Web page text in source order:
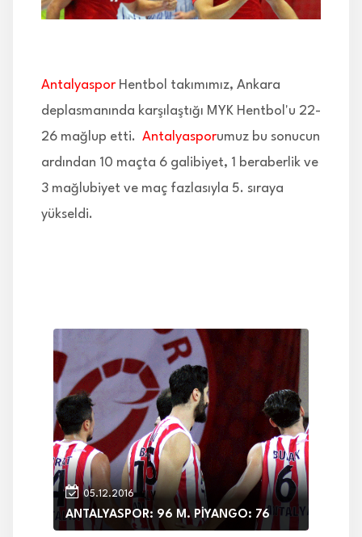
Antalyaspor Hentbol takımımız, Ankara
deplasmanında karşılaştığı MYK Hentbol'u 22-
26 mağlup etti. Antalyasporumuz bu sonucun
ardından 10 maçta 6 galibiyet, 1 beraberlik ve
3 mağlubiyet ve maç fazlasıyla 5. sıraya
yükseldi.
05.12.2016
ANTALYASPOR: 96 M. PİYANGO: 76